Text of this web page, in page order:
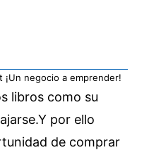
negocio a emprender!
libros como su
por ello
de comprar